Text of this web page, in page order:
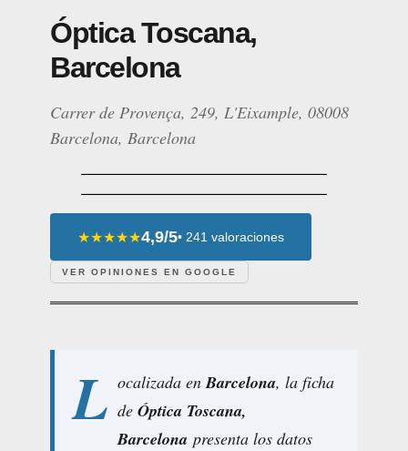
Óptica Toscana,
Barcelona
Carrer de Provença, 249, L'Eixample, 08008
Barcelona, Barcelona
★★★★★4,9/5• 241 valoraciones
VER OPINIONES EN GOOGLE
L ocalizada enBarcelona, la ficha
de Óptica Toscana,
Barcelona presenta los datos